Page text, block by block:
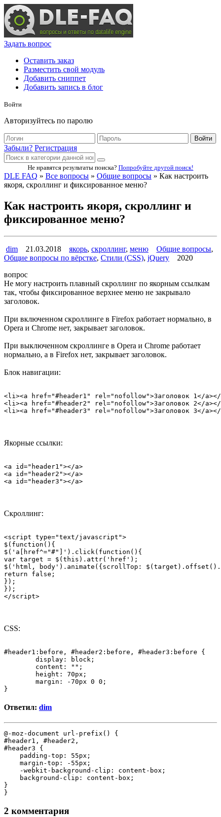
Задать вопрос
Оставить заказ
Разместить свой модуль
Добавить сниппет
Добавить запись в блог
Войти
Авторизуйтесь по паролю
Войти
Забыли? Регистрация
Не нравятся результаты поиска? Попробуйте другой поиск!
DLE FAQ » Все вопросы » Общие вопросы » Как настроить
якоря, скроллинг и фиксированное меню?
Как настроить якоря, скроллинг и
фиксированное меню?
dim 21.03.2018 якорь, скроллинг, меню Общие вопросы,
Общие вопросы по вёрстке, Стили (CSS), jQuery
2020
вопрос
Не могу настроить плавный скроллинг по якорным ссылкам
так, чтобы фиксированное верхнее меню не закрывало
заголовок.
При включенном скроллинге в Firefox работает нормально, в
Opera и Chrome нет, закрывает заголовок.
При выключенном скроллинге в Opera и Chrome работает
нормально, а в Firefox нет, закрывает заголовок.
Блок навигации:
<li><a href="#header1" rel="nofollow">Заголовок 1</
<li><a href="#header2" rel="nofollow">Заголовок 2</
<li><a href="#header3" rel="nofollow">Заголовок 3</
Якорные ссылки:
<a id="header1"></a>
<a id="header2"></a>
Скроллинг:
<script type="text/javascript">
$(function(){
$('a[href^="#"]').click(function(){
var target = $(this).attr('href');
$('html, body').animate({scrollTop:
return false;
});
});
</script>
CSS:
#header1:before, #header2:before, #header3:before {
}
Ответил: dim
@-moz-document url-prefix() {
#header1, #header2,
#header3 {
    padding-top: 55px;
    margin-top: -55px;
    -webkit-background-clip: content-box;
    background-clip: content-box;
}
}
2 комментария